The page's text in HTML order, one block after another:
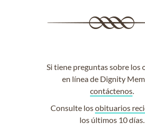
Si tiene preguntas sobre los
en línea de Dignity
contáctenos.
Consulte losobituarios
los últimos 10 días.